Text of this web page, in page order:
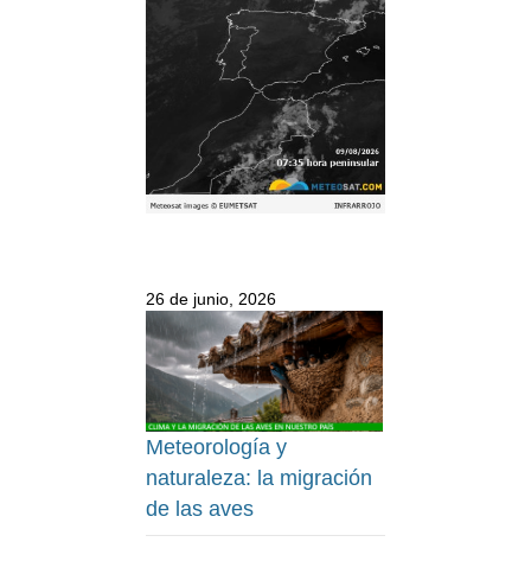
26 de junio, 2026
Meteorología y
naturaleza: la migración
de las aves